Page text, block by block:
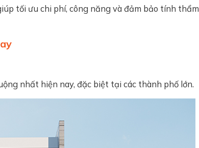
tối ưu chi phí, công năng và đảm bảo tính thẩm
nhất hiện nay, đặc biệt tại các thành phố lớn.